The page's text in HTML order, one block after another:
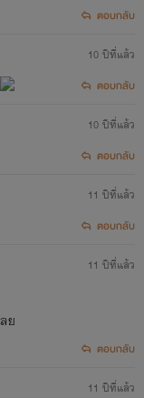
าระเอามาเลี้ยงและ
ตอบกลับ
10 ปีที่แล้ว
ตอบกลับ
10 ปีที่แล้ว
ตอบกลับ
11 ปีที่แล้ว
ตอบกลับ
ย
11 ปีที่แล้ว
ตอบกลับ
11 ปีที่แล้ว